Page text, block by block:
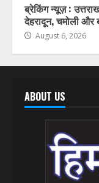
ब्रेकिंग न्यूज़ :
देहरादून, चमोली और
August 6, 2026
ABOUT US